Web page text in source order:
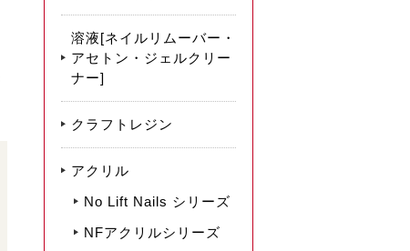
溶液[ネイルリムーバー・
アセトン・ジェルクリー
ナー]
クラフトレジン
アクリル
No Lift Nails シリーズ
NFアクリルシリーズ